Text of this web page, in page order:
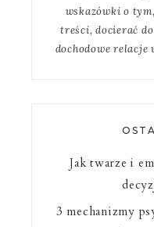
wskazówki o
treści, docierać
dochodowe
Jak twarze i
3 mechanizmy